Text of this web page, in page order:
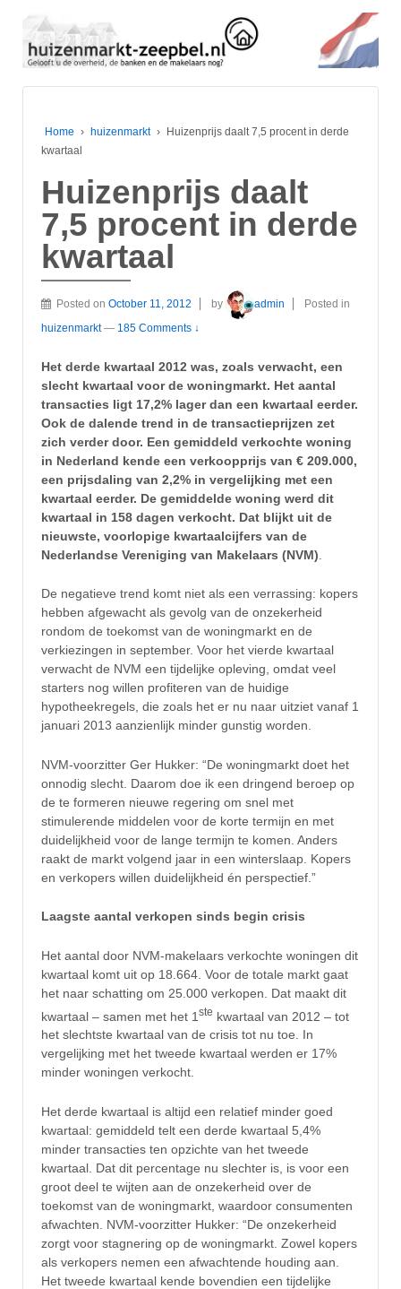
Home › huizenmarkt ›
Huizenprijs daalt 7,5 procent in derde
kwartaal
Huizenprijs daalt
7,5 procent in derde
kwartaal
Posted on October 11, 2012 by admin
Posted in
huizenmarkt — 185 Comments ↓
Het derde kwartaal 2012 was, zoals verwacht, een
slecht kwartaal voor de woningmarkt. Het aantal
transacties ligt 17,2% lager dan een kwartaal eerder.
Ook de dalende trend in de transactieprijzen zet
zich verder door. Een gemiddeld verkochte woning
in Nederland kende een verkoopprijs van € 209.000,
een prijsdaling van 2,2% in vergelijking met een
kwartaal eerder. De gemiddelde woning werd dit
kwartaal in 158 dagen verkocht. Dat blijkt uit de
nieuwste, voorlopige kwartaalcijfers van de
Nederlandse Vereniging van Makelaars (NVM)
De negatieve trend komt niet als een verrassing: kopers
hebben afgewacht als gevolg van de onzekerheid
rondom de toekomst van de woningmarkt en de
verkiezingen in september. Voor het vierde kwartaal
verwacht de NVM een tijdelijke opleving, omdat veel
starters nog willen profiteren van de huidige
hypotheekregels, die zoals het er nu naar uitziet vanaf 1
januari 2013 aanzienlijk minder gunstig worden.
NVM-voorzitter Ger Hukker: “De woningmarkt doet het
onnodig slecht. Daarom doe ik een dringend beroep op
de te formeren nieuwe regering om snel met
stimulerende middelen voor de korte termijn en met
duidelijkheid voor de lange termijn te komen. Anders
raakt de markt volgend jaar in een winterslaap. Kopers
en verkopers willen duidelijkheid én perspectief.”
Laagste aantal verkopen sinds begin crisis
Het aantal door NVM-makelaars verkochte woningen dit
kwartaal komt uit op 18.664. Voor de totale markt gaat
het naar schatting om 25.000 verkopen. Dat maakt dit
kwartaal – samen met het 1 ste kwartaal van 2012 – tot
het slechtste kwartaal van de crisis tot nu toe. In
vergelijking met het tweede kwartaal werden er 17%
minder woningen verkocht.
Het derde kwartaal is altijd een relatief minder goed
kwartaal: gemiddeld telt een derde kwartaal 5,4%
minder transacties ten opzichte van het tweede
kwartaal. Dat dit percentage nu slechter is, is voor een
groot deel te wijten aan de onzekerheid over de
toekomst van de woningmarkt, waardoor consumenten
afwachten. NVM-voorzitter Hukker: “De onzekerheid
zorgt voor stagnering op de woningmarkt. Zowel kopers
als verkopers nemen een afwachtende houding aan.
Het tweede kwartaal kende bovendien een tijdelijke